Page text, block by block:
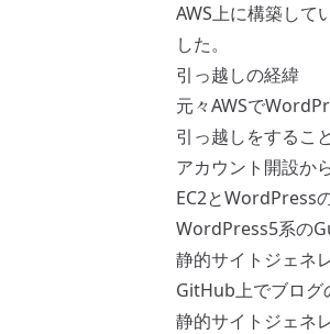
AWS上に構築し
した。
引っ越しの経緯
元々AWSで
引っ越しをするこ
アカウント開設か
EC2とWordPress
WordPress5系の
静的サイトジェネ
GitHub上でブログ
静的サイトジェネ